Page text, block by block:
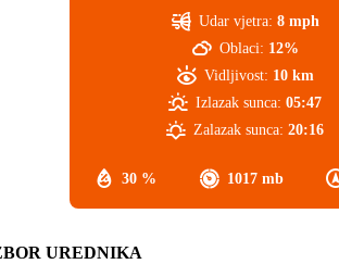
30 % 1017 mb
Udar vjetra: 8 mph
Oblaci: 12%
Vidljivost: 10 km
Izlazak sunca: 05:47
Zalazak sunca: 20:16
UREDNIKA